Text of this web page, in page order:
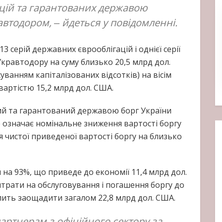
та гарантованих державою
‒ йдеться у повідомленні.
державних єврооблігацій і однієї серії
на суму близько 20,5 млрд дол.
капіталізованих відсотків) на вісім
15,2 млрд дол. США.
та гарантований державою борг України
номінальне зниження вартості боргу
приведеної вартості боргу на близько
93%, що приведе до економії 11,4 млрд дол.
на обслуговування і погашення боргу до
заощадити загалом 22,8 млрд дол. США.